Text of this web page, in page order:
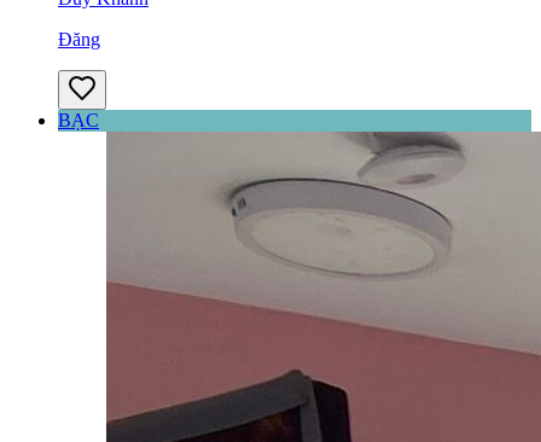
Đăng
BẠC